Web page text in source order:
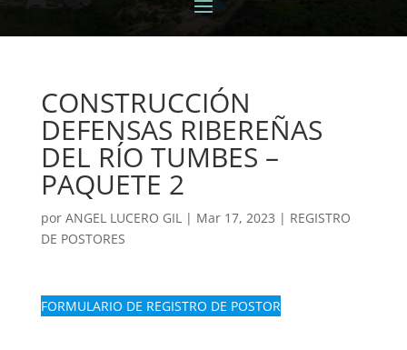
CONSTRUCCIÓN
DEFENSAS RIBEREÑAS
DEL RÍO TUMBES –
PAQUETE 2
por ANGEL LUCERO GIL | Mar 17, 2023 | REGISTRO
DE POSTORES
FORMULARIO DE REGISTRO DE POSTOR